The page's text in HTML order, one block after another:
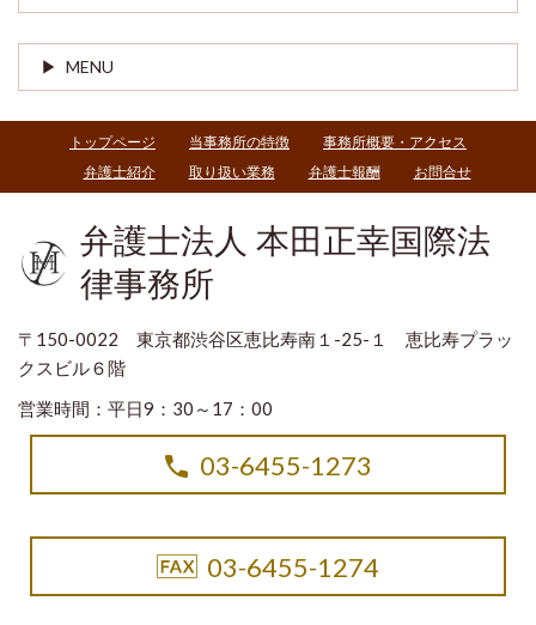
MENU
トップページ 当事務所の特徴
事務所概要・アクセス
弁護士紹介
取り扱い業務 弁護士報酬 お問合せ
弁護士法人 本田正幸国際法
律事務所
〒150-0022 東京都渋谷区恵比寿南１-25-１ 恵比寿プラッ
クスビル６階
営業時間：平日9：30～17：00
03-6455-1273
03-6455-1274